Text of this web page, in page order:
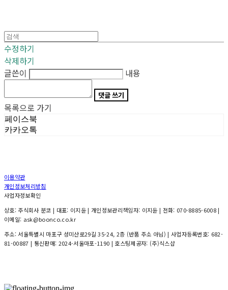
수정하기
삭제하기
글쓴이
내용
댓글 쓰기
목록으로 가기
페이스북
카카오톡
이용약관
개인정보처리방침
사업자정보확인
상호: 주식회사 분코 | 대표: 이지윤 | 개인정보관리책임자: 이지윤 | 전화: 070-8885-6008 |
이메일: ask@boonco.co.kr
주소: 서울특별시 마포구 성미산로29길 35-24, 2층 (반품 주소 아님) | 사업자등록번호: 682-
81-00887 | 통신판매: 2024-서울마포-1190 | 호스팅제공자: (주)식스샵